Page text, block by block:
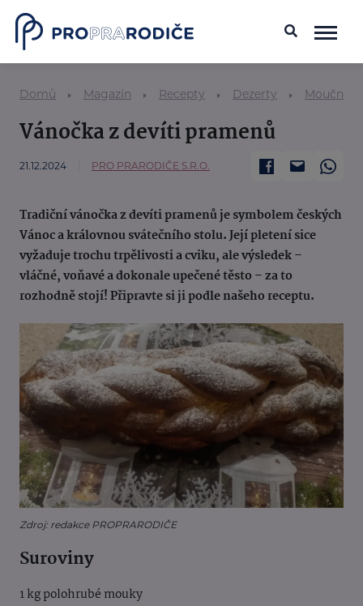
Domů Magazín Recepty Dezerty Moučníky
Vánočka z devíti pramenů
21.12.2024 PRO PRARODIČE S.R.O.
Tradiční vánočka z devíti pramenů je symbolem českých
Vánoc a královnou svátečního stolu. Její pletení sice
vyžaduje trochu trpělivosti a cviku, ale výsledek –
vláčné, voňavé a dokonale upečené těsto – za to
rozhodně stojí! Připravte si ji podle našeho receptu.
Zdroj: redakce PROPRARODIČE
Suroviny
1 kg polohrubé mouky